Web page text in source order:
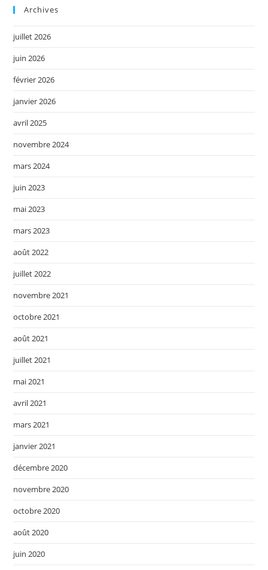
Archives
juillet 2026
juin 2026
février 2026
janvier 2026
avril 2025
novembre 2024
mars 2024
juin 2023
mai 2023
mars 2023
août 2022
juillet 2022
novembre 2021
octobre 2021
août 2021
juillet 2021
mai 2021
avril 2021
mars 2021
janvier 2021
décembre 2020
novembre 2020
octobre 2020
août 2020
juin 2020